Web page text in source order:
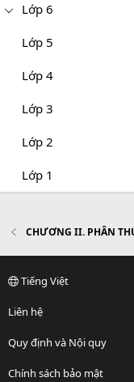
Lớp 6
Lớp 5
Lớp 4
Lớp 3
Lớp 2
Lớp 1
CHƯƠNG II. PHÂN
Tiếng Việt
Liên hệ
Quy định và Nội quy
Chính sách bảo mật